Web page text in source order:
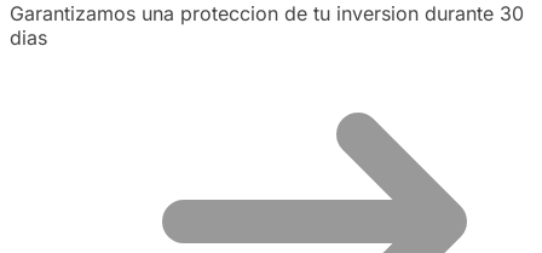
Garantizamos una proteccion de tu inversion durante 30
dias